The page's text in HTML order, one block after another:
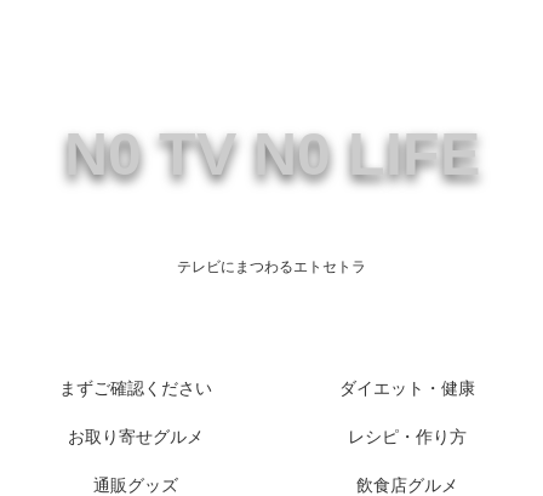
N0 TV N0 LIFE
テレビにまつわるエトセトラ
まずご確認ください ダイエット・健康
お取り寄せグルメ レシピ・作り方
通販グッズ 飲食店グルメ